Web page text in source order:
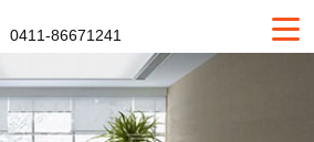
0411-86671241